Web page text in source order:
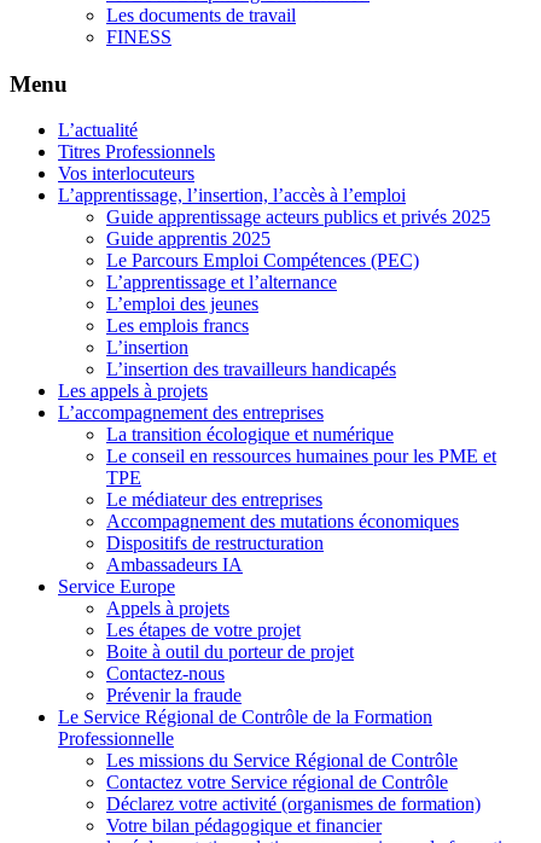
Les documents de travail
FINESS
Menu
L’actualité
Titres Professionnels
Vos interlocuteurs
L’apprentissage, l’insertion, l’accès à l’emploi
Guide apprentissage acteurs publics et privés 2025
Guide apprentis 2025
Le Parcours Emploi Compétences (PEC)
L’apprentissage et l’alternance
L’emploi des jeunes
Les emplois francs
L’insertion
L’insertion des travailleurs handicapés
Les appels à projets
L’accompagnement des entreprises
La transition écologique et numérique
Le conseil en ressources humaines pour les PME et
TPE
Le médiateur des entreprises
Accompagnement des mutations économiques
Dispositifs de restructuration
Ambassadeurs IA
Service Europe
Appels à projets
Les étapes de votre projet
Boite à outil du porteur de projet
Contactez-nous
Prévenir la fraude
Le Service Régional de Contrôle de la Formation
Professionnelle
Les missions du Service Régional de Contrôle
Contactez votre Service régional de Contrôle
Déclarez votre activité (organismes de formation)
Votre bilan pédagogique et financier